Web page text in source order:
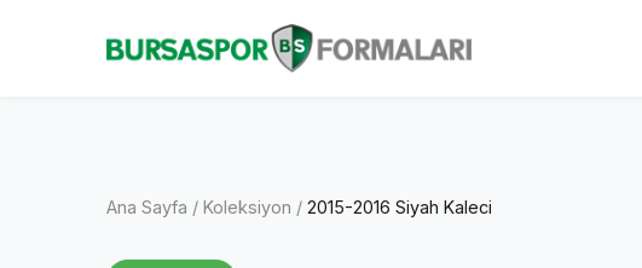
Ana Sayfa / Koleksiyon / 2015-2016 Siyah Kaleci